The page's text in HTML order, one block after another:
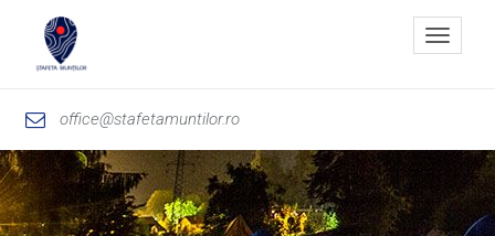
office@stafetamuntilor.ro
Toggle